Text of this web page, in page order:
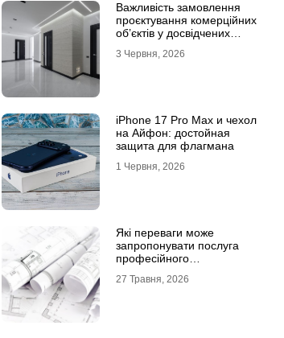
Важливість замовлення
проєктування комерційних
об’єктів у досвідчених
3 Червня, 2026
iPhone 17 Pro Max и чехол
на Айфон: достойная
защита для флагмана
1 Червня, 2026
Які переваги може
запропонувати послуга
професійного
27 Травня, 2026